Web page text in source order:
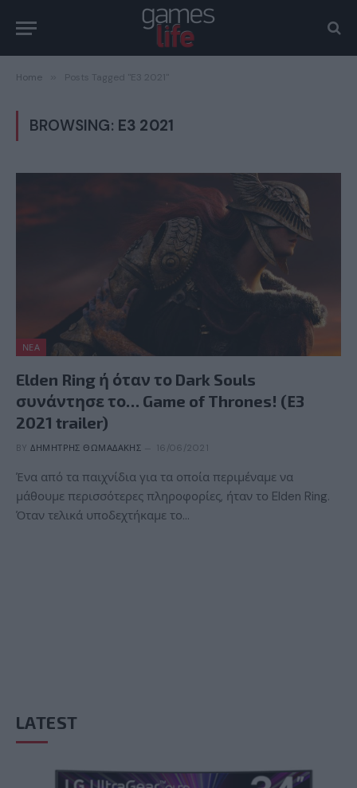
Home Posts Tagged "E3 2021"
BROWSING: E3 2021
ΝΈΑ
Elden Ring ή όταν το Dark Souls
συνάντησε το… Game of Thrones! (Ε3
2021 trailer)
BY ΔΗΜΉΤΡΗΣ ΘΩΜΑΔΆΚΗΣ 16/06/2021
Ένα από τα παιχνίδια για τα οποία περιμέναμε να
μάθουμε περισσότερες πληροφορίες, ήταν το Elden Ring.
Όταν τελικά υποδεχτήκαμε το…
LATEST